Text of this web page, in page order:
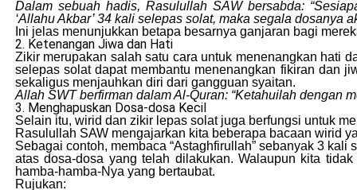
Dalam sebuah hadis, Rasulullah SAW bersabda:
‘Allahu Akbar’ 34 kali selepas solat, maka segala
Ini jelas menunjukkan betapa besarnya ganjaran bagi
2. Ketenangan Jiwa dan Hati
Zikir merupakan salah satu cara untuk menenangkan hati
selepas solat dapat membantu menenangkan fikiran dan
sekaligus menjauhkan diri dari gangguan syaitan.
Allah SWT berfirman dalam Al-Quran: “Ketahuilah dengan
3. Menghapuskan Dosa-dosa Kecil
Selain itu, wirid dan zikir lepas solat juga berfungsi untuk
Rasulullah SAW mengajarkan kita beberapa bacaan wirid
Sebagai contoh, membaca “Astaghfirullah” sebanyak 3
atas dosa-dosa yang telah dilakukan. Walaupun kita
hamba-hamba-Nya yang bertaubat.
Rujukan: